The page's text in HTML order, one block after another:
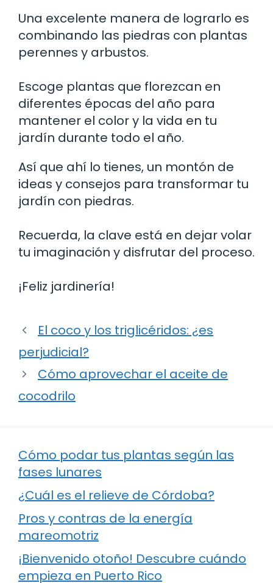
Una excelente manera de lograrlo es
combinando las piedras con plantas
perennes y arbustos.
Escoge plantas que florezcan en
diferentes épocas del año para
mantener el color y la vida en tu
jardín durante todo el año.
Así que ahí lo tienes, un montón de
ideas y consejos para transformar tu
jardín con piedras.
Recuerda, la clave está en dejar volar
tu imaginación y disfrutar del proceso.
¡Feliz jardinería!
El coco y los triglicéridos: ¿es
perjudicial?
Cómo aprovechar el aceite de
cocodrilo
Cómo podar tus plantas según las
fases lunares
¿Cuál es el relieve de Córdoba?
Pros y contras de la energía
mareomotriz
¡Bienvenido otoño! Descubre cuándo
empieza en Puerto Rico